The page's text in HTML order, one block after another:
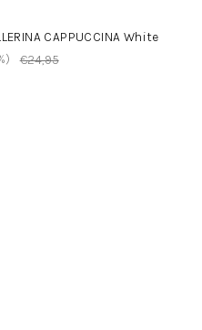
CAPPUCCINA White
€24,95